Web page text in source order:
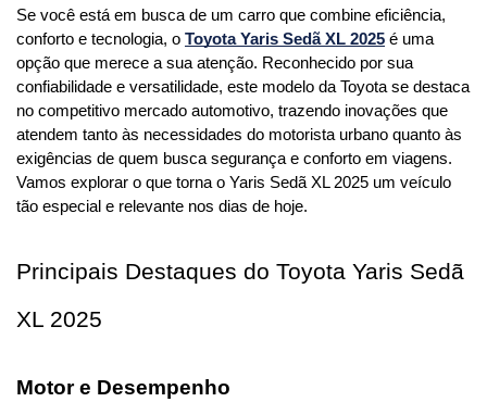
Se você está em busca de um carro que combine eficiência,
conforto e tecnologia, o Toyota Yaris Sedã XL 2025 é uma
opção que merece a sua atenção. Reconhecido por sua
confiabilidade e versatilidade, este modelo da Toyota se destaca
no competitivo mercado automotivo, trazendo inovações que
atendem tanto às necessidades do motorista urbano quanto às
exigências de quem busca segurança e conforto em viagens.
Vamos explorar o que torna o Yaris Sedã XL 2025 um veículo
tão especial e relevante nos dias de hoje.
Principais Destaques do Toyota Yaris Sedã
XL 2025
Motor e Desempenho